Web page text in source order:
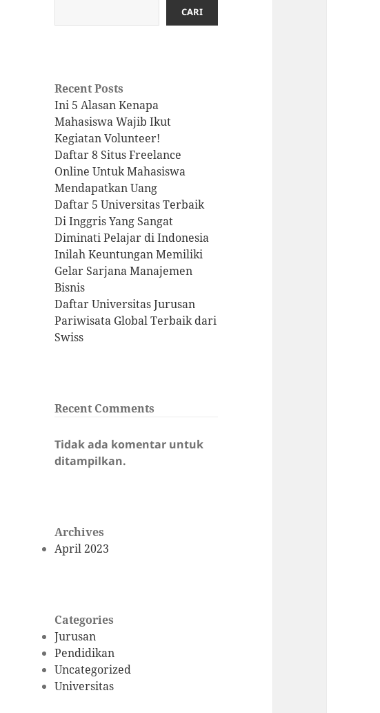
CARI
Recent Posts
Ini 5 Alasan Kenapa
Mahasiswa Wajib Ikut
Kegiatan Volunteer!
Daftar 8 Situs Freelance
Online Untuk Mahasiswa
Mendapatkan Uang
Daftar 5 Universitas Terbaik
Di Inggris Yang Sangat
Diminati Pelajar di Indonesia
Inilah Keuntungan Memiliki
Gelar Sarjana Manajemen
Bisnis
Daftar Universitas Jurusan
Pariwisata Global Terbaik dari
Swiss
Recent Comments
Tidak ada komentar untuk
ditampilkan.
Archives
April 2023
Categories
Jurusan
Pendidikan
Uncategorized
Universitas